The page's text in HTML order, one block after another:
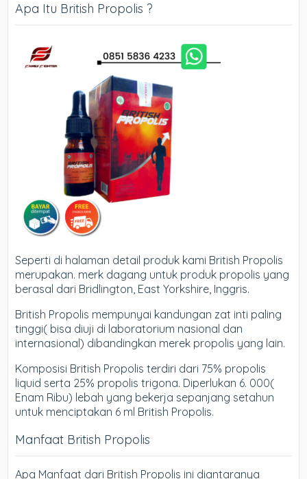
Apa Itu British Propolis ?
Seperti di halaman detail produk kami British Propolis
merupakan. merk dagang untuk produk propolis yang
berasal dari Bridlington, East Yorkshire, Inggris.
British Propolis mempunyai kandungan zat inti paling
tinggi( bisa diuji di laboratorium nasional dan
internasional) dibandingkan merek propolis yang lain.
Komposisi British Propolis terdiri dari 75% propolis
liquid serta 25% propolis trigona. Diperlukan 6. 000(
Enam Ribu) lebah yang bekerja sepanjang setahun
untuk menciptakan 6 ml British Propolis.
Manfaat British Propolis
Apa Manfaat dari British Propolis ini diantaranya